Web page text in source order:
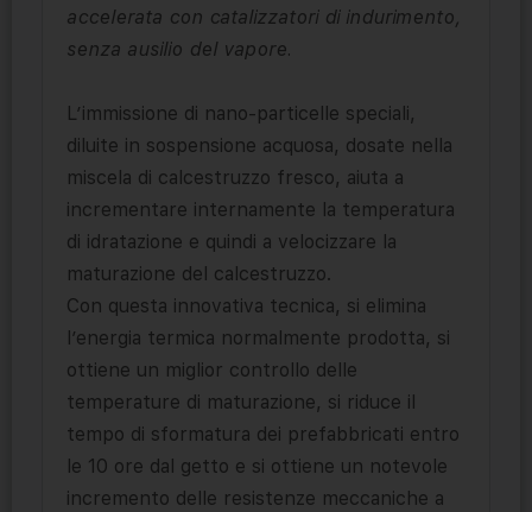
accelerata con catalizzatori di indurimento,
senza ausilio del vapore.
L’immissione di nano-particelle speciali,
diluite in sospensione acquosa, dosate nella
miscela di calcestruzzo fresco, aiuta a
incrementare internamente la temperatura
di idratazione e quindi a velocizzare la
maturazione del calcestruzzo.
Con questa innovativa tecnica, si elimina
l’energia termica normalmente prodotta, si
ottiene un miglior controllo delle
temperature di maturazione, si riduce il
tempo di sformatura dei prefabbricati entro
le 10 ore dal getto e si ottiene un notevole
incremento delle resistenze meccaniche a